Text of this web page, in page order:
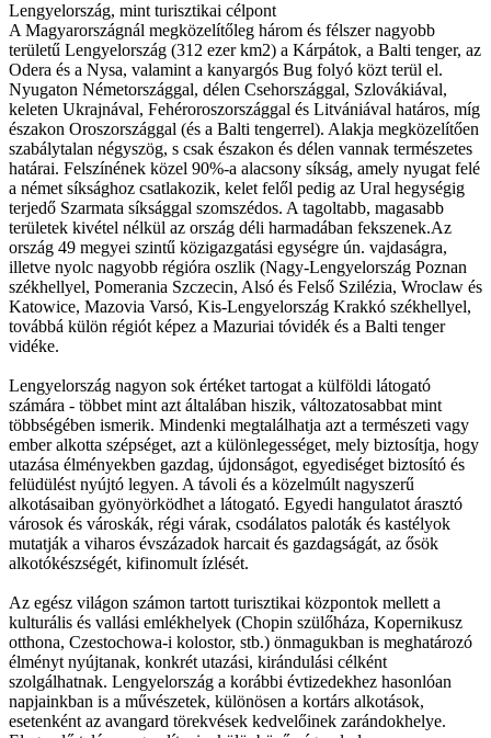
Lengyelország, mint turisztikai célpont
A Magyarországnál megközelítőleg három és félszer nagyobb
területű Lengyelország (312 ezer km2) a Kárpátok, a Balti tenger, az
Odera és a Nysa, valamint a kanyargós Bug folyó közt terül el.
Nyugaton Németországgal, délen Csehországgal, Szlovákiával,
keleten Ukrajnával, Fehéroroszországgal és Litvániával határos, míg
északon Oroszországgal (és a Balti tengerrel). Alakja megközelítően
szabálytalan négyszög, s csak északon és délen vannak természetes
határai. Felszínének közel 90%-a alacsony síkság, amely nyugat felé
a német síksághoz csatlakozik, kelet felől pedig az Ural hegységig
terjedő Szarmata síksággal szomszédos. A tagoltabb, magasabb
területek kivétel nélkül az ország déli harmadában fekszenek.Az
ország 49 megyei szintű közigazgatási egységre ún. vajdaságra,
illetve nyolc nagyobb régióra oszlik (Nagy-Lengyelország Poznan
székhellyel, Pomerania Szczecin, Alsó és Felső Szilézia, Wroclaw és
Katowice, Mazovia Varsó, Kis-Lengyelország Krakkó székhellyel,
továbbá külön régiót képez a Mazuriai tóvidék és a Balti tenger
vidéke.
Lengyelország nagyon sok értéket tartogat a külföldi látogató
számára - többet mint azt általában hiszik, változatosabbat mint
többségében ismerik. Mindenki megtalálhatja azt a természeti vagy
ember alkotta szépséget, azt a különlegességet, mely biztosítja, hogy
utazása élményekben gazdag, újdonságot, egyediséget biztosító és
felüdülést nyújtó legyen. A távoli és a közelmúlt nagyszerű
alkotásaiban gyönyörködhet a látogató. Egyedi hangulatot árasztó
városok és városkák, régi várak, csodálatos paloták és kastélyok
mutatják a viharos évszázadok harcait és gazdagságát, az ősök
alkotókészségét, kifinomult ízlését.
Az egész világon számon tartott turisztikai központok mellett a
kulturális és vallási emlékhelyek (Chopin szülőháza, Kopernikusz
otthona, Czestochowa-i kolostor, stb.) önmagukban is meghatározó
élményt nyújtanak, konkrét utazási, kirándulási célként
szolgálhatnak. Lengyelország a korábbi évtizedekhez hasonlóan
napjainkban is a művészetek, különösen a kortárs alkotások,
esetenként az avangard törekvések kedvelőinek zarándokhelye.